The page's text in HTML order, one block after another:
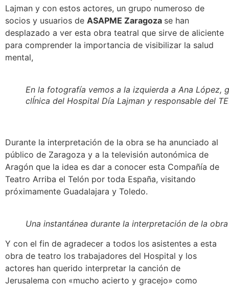
Lajman y con estos actores, un grupo numeroso de
socios y usuarios de ASAPME Zaragoza se han
desplazado a ver esta obra teatral que sirve de aliciente
para comprender la importancia de visibilizar la salud
mental,
En la fotografía vemos a la izquierda a Ana López,
clÍnica del Hospital Día Lajman y responsable del
Durante la interpretación de la obra se ha anunciado al
público de Zaragoza y a la televisión autonómica de
Aragón que la idea es dar a conocer esta Compañía de
Teatro Arriba el Telón por toda España, visitando
próximamente Guadalajara y Toledo.
Una instantánea durante la interpretación de la
Y con el fin de agradecer a todos los asistentes a esta
obra de teatro los trabajadores del Hospital y los
actores han querido interpretar la canción de
Jerusalema con «mucho acierto y gracejo» como